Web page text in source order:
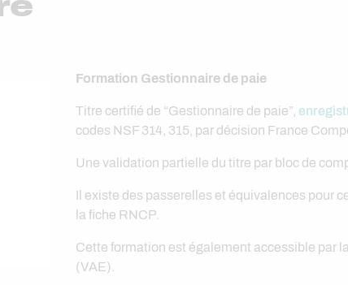
Formation Gestionnaire de paie
Titre certifié de “Gestionnaire de paie”,
codes NSF 314, 315, par décision France
Une validation partielle du titre par bloc de
Il existe des passerelles et équivalences pour
la fiche RNCP.
Cette formation est également accessible par
(VAE).